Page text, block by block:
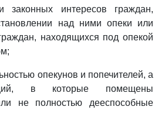
интересов граждан,
над ними опеки или
находящихся под опекой
опекунов и попечителей, а
в которые помещены
не полностью дееспособные